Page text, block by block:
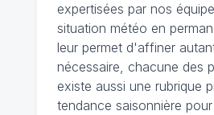
expertisées par nos
situation météo en
leur permet d'affiner
nécessaire, chacune des
existe aussi une rubrique
tendance saisonnière